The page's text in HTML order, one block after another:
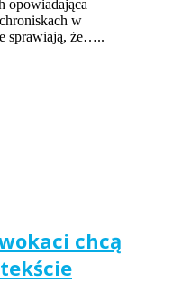
opowiadająca
w
sprawiają, że…..
chcą